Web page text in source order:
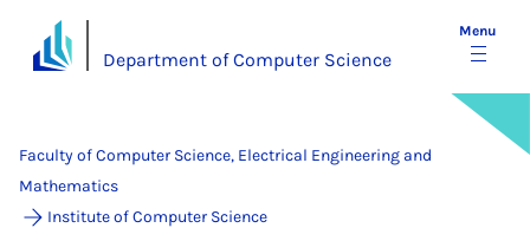
Department of Computer Science
Menu
Faculty of Computer Science, Electrical Engineering and
Mathematics
Institute of Computer Science